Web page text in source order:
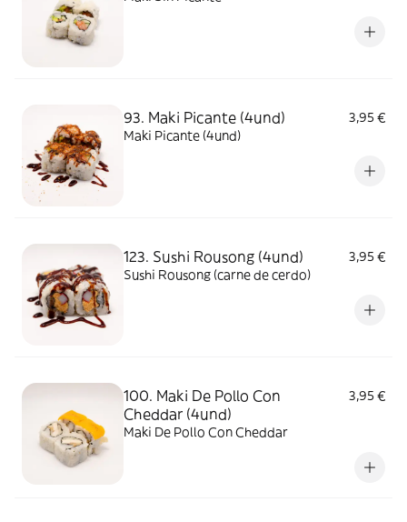
93. Maki Picante (4und)
3,95 €
Maki Picante (4und)
123. Sushi Rousong (4und)
3,95 €
Sushi Rousong (carne de cerdo)
100. Maki De Pollo Con
Cheddar (4und)
3,95 €
Maki De Pollo Con Cheddar